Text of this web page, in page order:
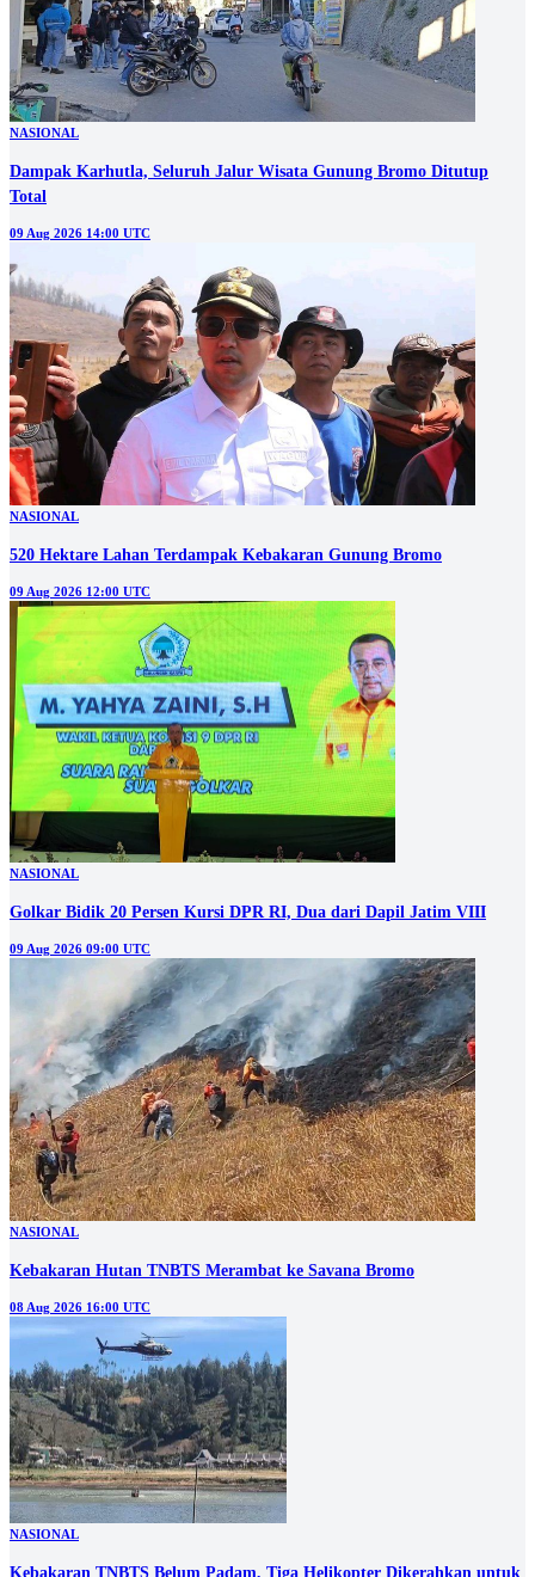
NASIONAL
Dampak Karhutla, Seluruh Jalur Wisata Gunung Bromo Ditutup
Total
09 Aug 2026 14:00 UTC
NASIONAL
520 Hektare Lahan Terdampak Kebakaran Gunung Bromo
09 Aug 2026 12:00 UTC
NASIONAL
Golkar Bidik 20 Persen Kursi DPR RI, Dua dari Dapil Jatim VIII
09 Aug 2026 09:00 UTC
NASIONAL
Kebakaran Hutan TNBTS Merambat ke Savana Bromo
08 Aug 2026 16:00 UTC
NASIONAL
Kebakaran TNBTS Belum Padam, Tiga Helikopter Dikerahkan untuk